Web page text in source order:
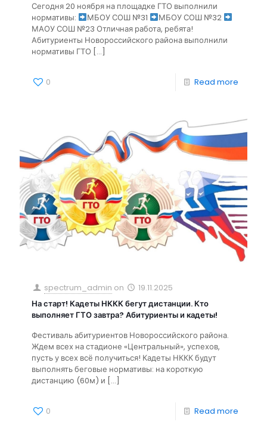
Сегодня 20 ноября на площадке ГТО выполнили
нормативы:
МБОУ СОШ №31
МБОУ СОШ №32
МАОУ СОШ №23 Отличная работа, ребята!
Абитуриенты Новороссийского района выполнили
нормативы ГТО […]
0 Read more
spectrum_admin on
19.11.2025
На старт! Кадеты НККК бегут дистанции. Кто
выполняет ГТО завтра? Абитуриенты и кадеты!
Фестиваль абитуриентов Новороссийского района.
Ждем всех на стадионе «Центральный», успехов,
пусть у всех всё получиться! Кадеты НККК будут
выполнять беговые нормативы: на короткую
дистанцию (60м) и […]
0 Read more